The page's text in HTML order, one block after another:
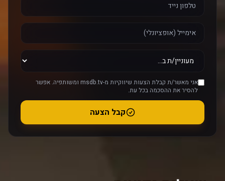
אני מאשר/ת קבלת הצעות שיווקיות מ-msdb.tv ומשותפיה. אפשר
להסיר את ההסכמה בכל עת.
קבל הצעה